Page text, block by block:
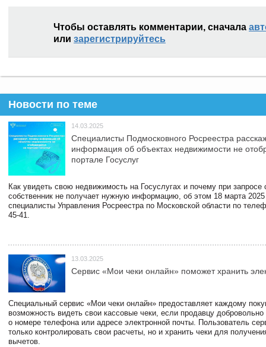
Чтобы оставлять комментарии, сначала
или зарегистрируйтесь
Новости по теме
14.03.2025
Специалисты Подмосковного Росреестра
информация об объектах недвижимости не
портале Госуслуг
Как увидеть свою недвижимость на Госуслугах и почему при запросе
собственник не получает нужную информацию, об этом 18 марта 2025
специалисты Управления Росреестра по Московской области по
45-41.
13.03.2025
Сервис «Мои чеки онлайн» поможет хранить
Специальный сервис «Мои чеки онлайн» предоставляет каждому
возможность видеть свои кассовые чеки, если продавцу
о номере телефона или адресе электронной почты. Пользователь
только контролировать свои расчеты, но и хранить чеки для
вычетов.